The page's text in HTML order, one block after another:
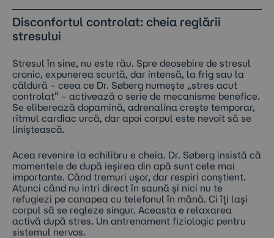
Disconfortul controlat: cheia reglării
stresului
Stresul în sine, nu este rău. Spre deosebire de stresul
cronic, expunerea scurtă, dar intensă, la frig sau la
căldură – ceea ce Dr. Søberg numește „stres acut
controlat” – activează o serie de mecanisme benefice.
Se eliberează dopamină, adrenalina crește temporar,
ritmul cardiac urcă, dar apoi corpul este nevoit să se
liniștească.
Acea revenire la echilibru e cheia. Dr. Søberg insistă că
momentele de după ieșirea din apă sunt cele mai
importante. Când tremuri ușor, dar respiri conștient.
Atunci când nu intri direct în saună și nici nu te
refugiezi pe canapea cu telefonul în mână. Ci îți lași
corpul să se regleze singur. Aceasta e relaxarea
activă după stres. Un antrenament fiziologic pentru
sistemul nervos.